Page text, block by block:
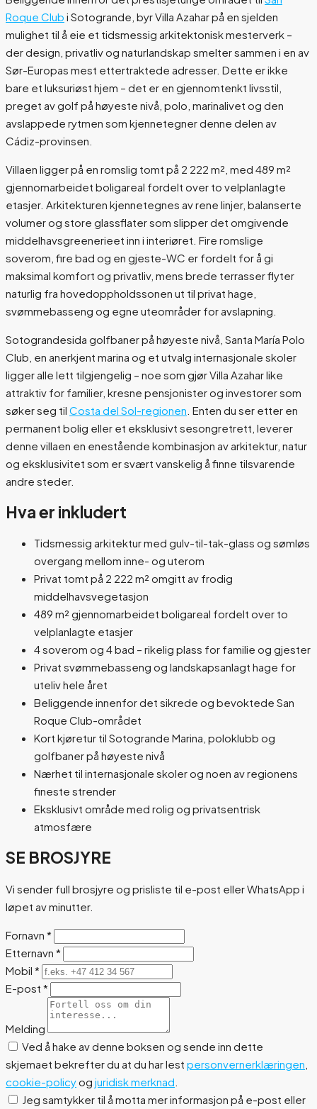
Roque Club i Sotogrande, byr Villa Azahar på en sjelden
mulighet til å eie et tidsmessig arkitektonisk mesterverk –
der design, privatliv og naturlandskap smelter sammen i en av
Sør-Europas mest ettertraktede adresser. Dette er ikke
bare et luksuriøst hjem – det er en gjennomtenkt livsstil,
preget av golf på høyeste nivå, polo, marinalivet og den
avslappede rytmen som kjennetegner denne delen av
Cádiz-provinsen.
Villaen ligger på en romslig tomt på 2 222 m², med 489 m²
gjennomarbeidet boligareal fordelt over to velplanlagte
etasjer. Arkitekturen kjennetegnes av rene linjer, balanserte
volumer og store glassflater som slipper det omgivende
middelhavsgreenerieet inn i interiøret. Fire romslige
soverom, fire bad og en gjeste-WC er fordelt for å gi
maksimal komfort og privatliv, mens brede terrasser flyter
naturlig fra hovedoppholdssonen ut til privat hage,
svømmebasseng og egne uteområder for avslapning.
Sotograndesida golfbaner på høyeste nivå, Santa María Polo
Club, en anerkjent marina og et utvalg internasjonale skoler
ligger alle lett tilgjengelig – noe som gjør Villa Azahar like
attraktiv for familier, kresne pensjonister og investorer som
søker seg til Costa del Sol-regionen . Enten du ser etter en
permanent bolig eller et eksklusivt sesongretrett, leverer
denne villaen en enestående kombinasjon av arkitektur, natur
og eksklusivitet som er svært vanskelig å finne tilsvarende
andre steder.
Hva er inkludert
Tidsmessig arkitektur med gulv-til-tak-glass og sømløs
overgang mellom inne- og uterom
Privat tomt på 2 222 m² omgitt av frodig
middelhavsvegetasjon
489 m² gjennomarbeidet boligareal fordelt over to
velplanlagte etasjer
4 soverom og 4 bad – rikelig plass for familie og gjester
Privat svømmebasseng og landskapsanlagt hage for
uteliv hele året
Beliggende innenfor det sikrede og bevoktede San
Roque Club-området
Kort kjøretur til Sotogrande Marina, poloklubb og
golfbaner på høyeste nivå
Nærhet til internasjonale skoler og noen av regionens
fineste strender
Eksklusivt område med rolig og privatsentrisk
atmosfære
SE BROSJYRE
Vi sender full brosjyre og prisliste til e-post eller WhatsApp i
løpet av minutter.
Fornavn *
Etternavn *
Mobil *
E-post *
Melding
Ved å hake av denne boksen og sende inn dette
skjemaet bekrefter du at du har lest personvernerklæringen
cookie-policyog juridisk merknad
Jeg samtykker til å motta mer informasjon på e-post eller